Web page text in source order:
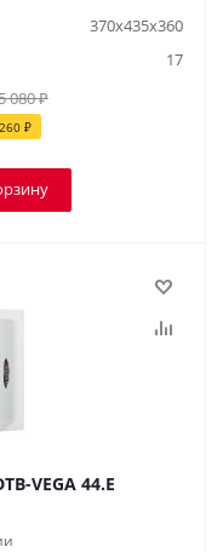
370х435х360
17
080₽
₽
VEGA 44.E